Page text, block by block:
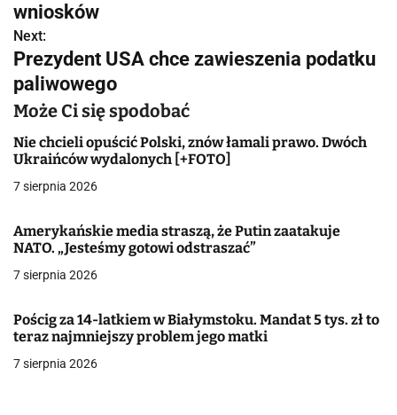
i
g
a
c
j
a
w
p
s
u
wniosków
Next:
Prezydent USA chce zawieszenia podatku
paliwowego
Może Ci się spodobać
Nie chcieli opuścić Polski, znów łamali prawo. Dwóch
Ukraińców wydalonych [+FOTO]
7 sierpnia 2026
Amerykańskie media straszą, że Putin zaatakuje
NATO. „Jesteśmy gotowi odstraszać”
7 sierpnia 2026
Pościg za 14-latkiem w Białymstoku. Mandat 5 tys. zł to
teraz najmniejszy problem jego matki
7 sierpnia 2026